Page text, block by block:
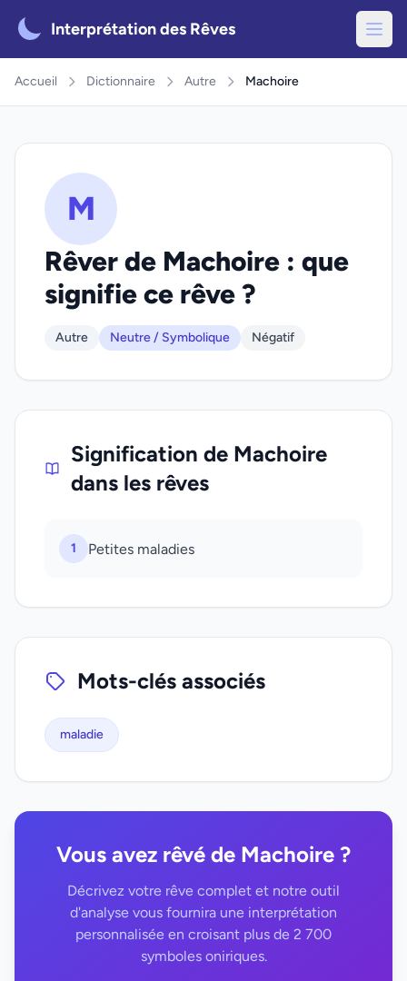
Interprétation des Rêves
Accueil Dictionnaire Autre Machoire
M
Rêver de Machoire : que
signifie ce rêve ?
Autre Neutre / Symbolique Négatif
Signification de Machoire
dans les rêves
1 Petites maladies
Mots-clés associés
maladie
Vous avez rêvé de Machoire ?
Décrivez votre rêve complet et notre outil
d'analyse vous fournira une interprétation
personnalisée en croisant plus de 2 700
symboles oniriques.